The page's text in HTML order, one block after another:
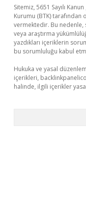
Sitemiz, 5651 Sayılı
Kurumu (BTK) tarafından
vermektedir. Bu
veya araştırma
yazdıkları içeriklerin
bu sorumluluğu kabul
Hukuka ve yasal
içerikleri,
halinde, ilgili içerikler